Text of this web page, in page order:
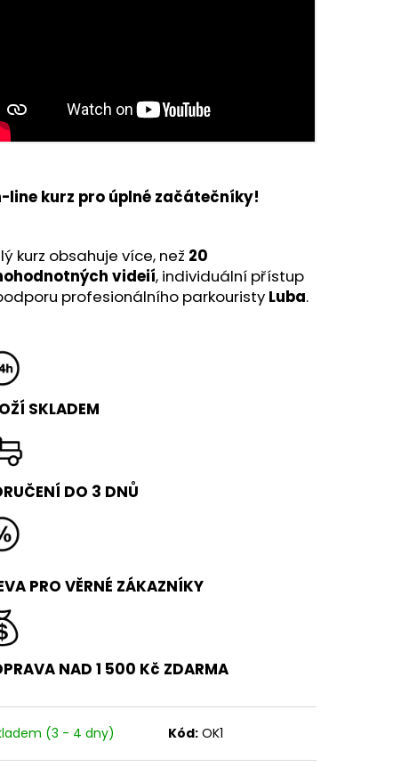
line kurz pro úplné začátečníky!
kurz obsahuje více, než 20
videií, individuální přístup
profesionálního parkouristy Luba.
SKLADEM
DO 3 DNŮ
PRO VĚRNÉ ZÁKAZNÍKY
NAD 1 500 Kč ZDARMA
(3 - 4 dny) Kód: OK1